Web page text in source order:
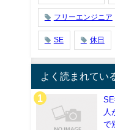
フリーエンジニア
SE 休日
よく読まれてい
人
で